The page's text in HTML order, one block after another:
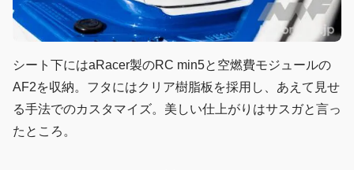
シート下にはaRacer製のRC min5と空燃費モジュールの
AF2を収納。フタにはクリア樹脂板を採用し、あえて見せ
る手法でのカスタマイズ。美しい仕上がりはサスガと言っ
たところ。